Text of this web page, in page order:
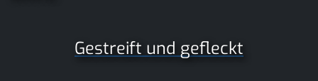
Gestreift und gefleckt